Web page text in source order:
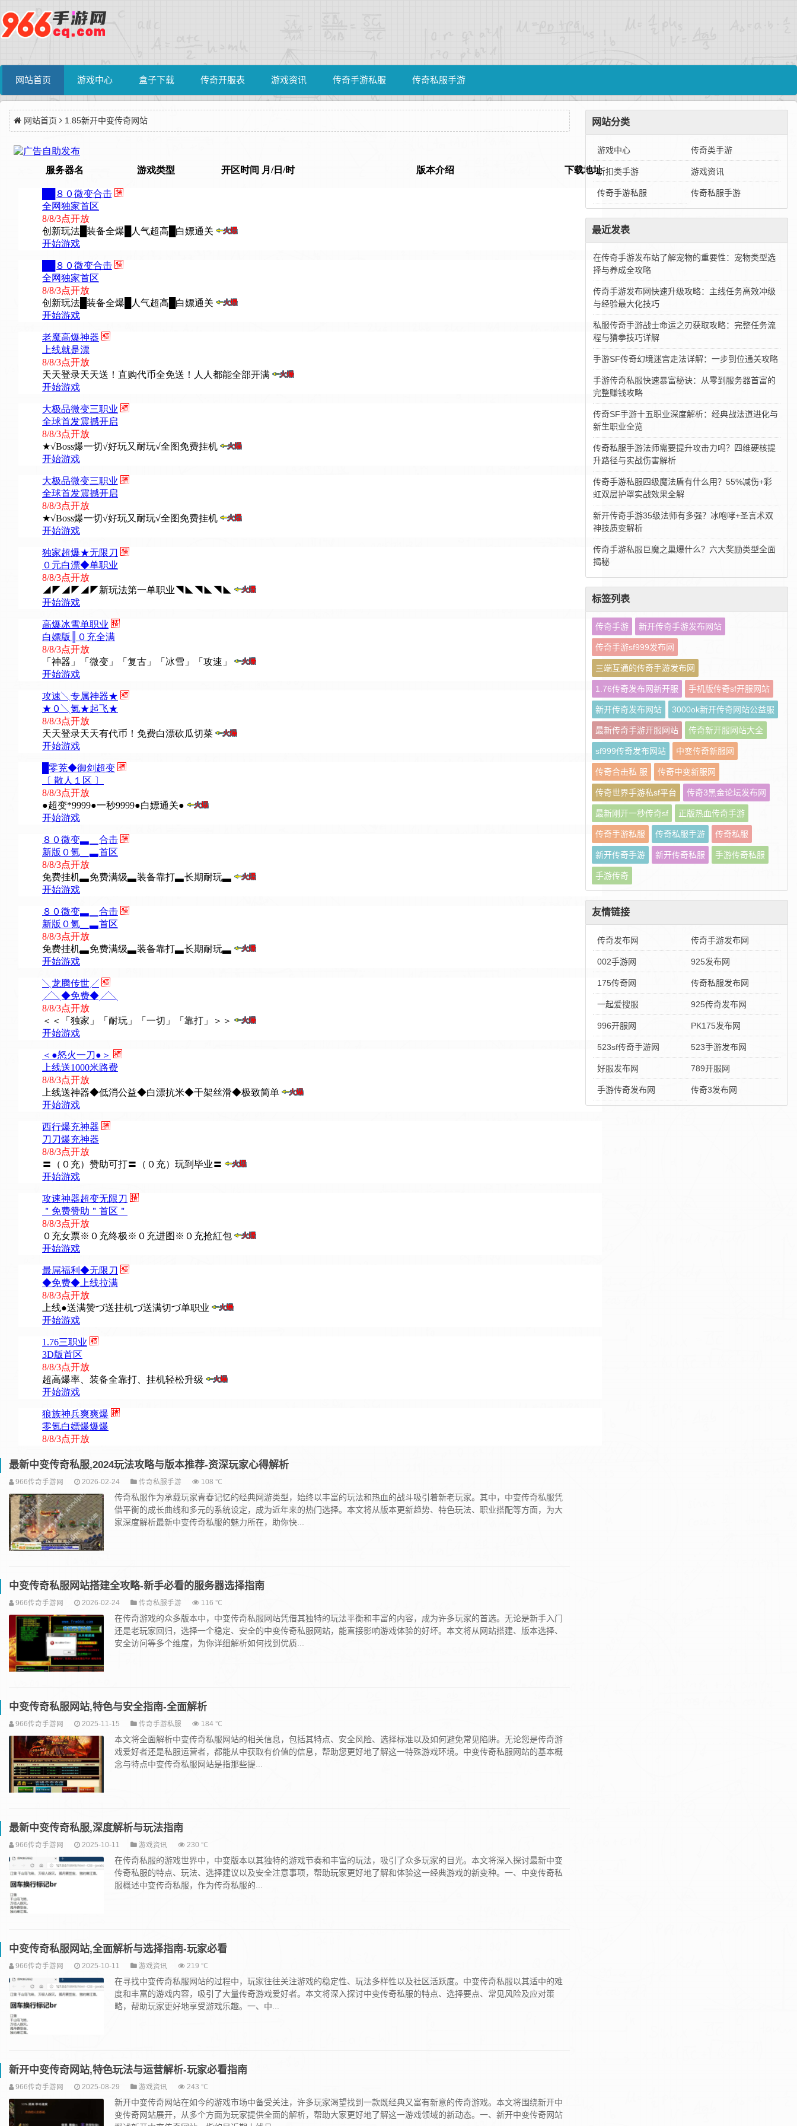
网站首页 游戏中心 盒子下载 传奇开服表 游戏资讯 传奇手游私服 传奇私服手游
网站首页 1.85新开中变传奇网站
最新中变传奇私服,2024玩法攻略与版本推荐-资深玩家心得解析
966传奇手游网 2026-02-24 传奇私服手游 108 ℃
传奇私服作为承载玩家青春记忆的经典网游类型，始终以丰富的玩法和热血的战斗吸引着新老玩家。其中，中变传奇私服凭
借平衡的成长曲线和多元的系统设定，成为近年来的热门选择。本文将从版本更新趋势、特色玩法、职业搭配等方面，为大
家深度解析最新中变传奇私服的魅力所在，助你快...
中变传奇私服网站搭建全攻略-新手必看的服务器选择指南
966传奇手游网 2026-02-24 传奇私服手游 116 ℃
在传奇游戏的众多版本中，中变传奇私服网站凭借其独特的玩法平衡和丰富的内容，成为许多玩家的首选。无论是新手入门
还是老玩家回归，选择一个稳定、安全的中变传奇私服网站，能直接影响游戏体验的好坏。本文将从网站搭建、版本选择、
安全访问等多个维度，为你详细解析如何找到优质...
中变传奇私服网站,特色与安全指南-全面解析
966传奇手游网 2025-11-15 传奇手游私服 184 ℃
本文将全面解析中变传奇私服网站的相关信息，包括其特点、安全风险、选择标准以及如何避免常见陷阱。无论您是传奇游
戏爱好者还是私服运营者，都能从中获取有价值的信息，帮助您更好地了解这一特殊游戏环境。中变传奇私服网站的基本概
念与特点中变传奇私服网站是指那些提...
最新中变传奇私服,深度解析与玩法指南
966传奇手游网 2025-10-11 游戏资讯 230 ℃
在传奇私服的游戏世界中，中变版本以其独特的游戏节奏和丰富的玩法，吸引了众多玩家的目光。本文将深入探讨最新中变
传奇私服的特点、玩法、选择建议以及安全注意事项，帮助玩家更好地了解和体验这一经典游戏的新变种。一、中变传奇私
服概述中变传奇私服，作为传奇私服的...
中变传奇私服网站,全面解析与选择指南-玩家必看
966传奇手游网 2025-10-11 游戏资讯 219 ℃
在寻找中变传奇私服网站的过程中，玩家往往关注游戏的稳定性、玩法多样性以及社区活跃度。中变传奇私服以其适中的难
度和丰富的游戏内容，吸引了大量传奇游戏爱好者。本文将深入探讨中变传奇私服的特点、选择要点、常见风险及应对策
略，帮助玩家更好地享受游戏乐趣。一、中...
新开中变传奇网站,特色玩法与运营解析-玩家必看指南
966传奇手游网 2025-08-29 游戏资讯 243 ℃
新开中变传奇网站在如今的游戏市场中备受关注，许多玩家渴望找到一款既经典又富有新意的传奇游戏。本文将围绕新开中
变传奇网站展开，从多个方面为玩家提供全面的解析，帮助大家更好地了解这一游戏领域的新动态。一、新开中变传奇网站
网站分类
游戏中心 传奇类手游
折扣类手游 游戏资讯
传奇手游私服 传奇私服手游
最近发表
在传奇手游发布站了解宠物的重要性：宠物类型选
择与养成全攻略
传奇手游发布网快速升级攻略：主线任务高效冲级
与经验最大化技巧
私服传奇手游战士命运之刃获取攻略：完整任务流
程与猜拳技巧详解
手游SF传奇幻境迷宫走法详解：一步到位通关攻略
手游传奇私服快速暴富秘诀：从零到服务器首富的
完整赚钱攻略
传奇SF手游十五职业深度解析：经典战法道进化与
新生职业全览
传奇私服手游法师需要提升攻击力吗？四维硬核提
升路径与实战伤害解析
传奇手游私服四级魔法盾有什么用？55%减伤+彩
虹双层护罩实战效果全解
新开传奇手游35级法师有多强？冰咆哮+圣言术双
神技质变解析
传奇手游私服巨魔之巢爆什么？六大奖励类型全面
揭秘
标签列表
传奇手游 新开传奇手游发布网站
传奇手游sf999发布网
三端互通的传奇手游发布网
1.76传奇发布网新开服 手机版传奇sf开服网站
新开传奇发布网站 3000ok新开传奇网站公益服
最新传奇手游开服网站 传奇新开服网站大全
sf999传奇发布网站 中变传奇新服网
传奇合击私 服 传奇中变新服网
传奇世界手游私sf平台 传奇3黑金论坛发布网
最新刚开一秒传奇sf 正版热血传奇手游
传奇手游私服 传奇私服手游 传奇私服
新开传奇手游 新开传奇私服 手游传奇私服
手游传奇
友情链接
传奇发布网 传奇手游发布网
002手游网 925发布网
175传奇网 传奇私服发布网
一起爱搜服 925传奇发布网
996开服网 PK175发布网
523sf传奇手游网 523手游发布网
好服发布网 789开服网
手游传奇发布网 传奇3发布网